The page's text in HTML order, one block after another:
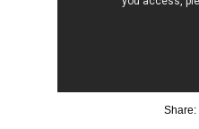
Share: